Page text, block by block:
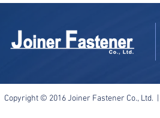
Copyright © 2016 Joiner Fastener Co., Ltd. |